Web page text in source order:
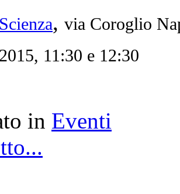
, via Coroglio
11:30 e 12:30
in Eventi